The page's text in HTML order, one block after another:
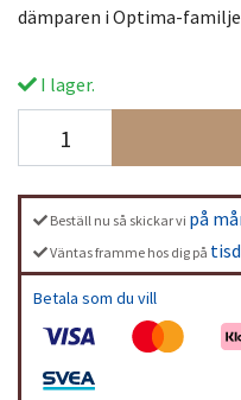
dämparen i Optima-
I lager.
Beställ nu så skickar vi på
Väntas framme hos dig på
Betala som du vill